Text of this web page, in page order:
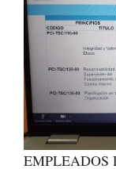
EMPLEADOS